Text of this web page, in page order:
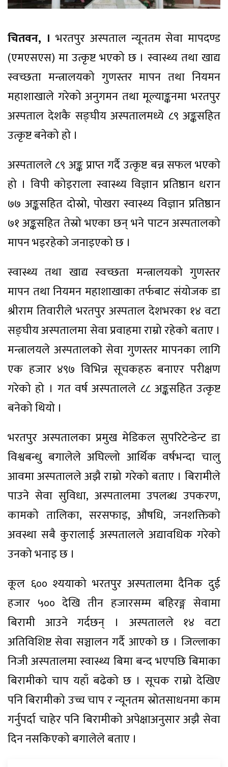
चितवन, । भरतपुर अस्पताल न्यूनतम सेवा मापदण्ड
(एमएसएस) मा उत्कृष्ट भएको छ । स्वास्थ्य तथा खाद्य
स्वच्छता मन्त्रालयको गुणस्तर मापन तथा नियमन
महाशाखाले गरेको अनुगमन तथा मूल्याङ्कनमा भरतपुर
अस्पताल देशकै सङ्घीय अस्पतालमध्ये ८९ अङ्कसहित
उत्कृष्ट बनेको हो ।
अस्पतालले ८९ अङ्क प्राप्त गर्दै उत्कृष्ट बन्न सफल भएको
हो । विपी कोइराला स्वास्थ्य विज्ञान प्रतिष्ठान धरान
७७ अङ्कसहित दोस्रो, पोखरा स्वास्थ्य विज्ञान प्रतिष्ठान
७१ अङ्कसहित तेस्रो भएका छन् भने पाटन अस्पतालको
मापन भइरहेको जनाइएको छ ।
स्वास्थ्य तथा खाद्य स्वच्छता मन्त्रालयको गुणस्तर
मापन तथा नियमन महाशाखाका तर्फबाट संयोजक डा
श्रीराम तिवारीले भरतपुर अस्पताल देशभरका १४ वटा
सङ्घीय अस्पतालमा सेवा प्रवाहमा राम्रो रहेको बताए ।
मन्त्रालयले अस्पतालको सेवा गुणस्तर मापनका लागि
एक हजार ४९७ विभिन्न सूचकहरु बनाएर परीक्षण
गरेको हो । गत वर्ष अस्पतालले ८८ अङ्कसहित उत्कृष्ट
बनेको थियो ।
भरतपुर अस्पतालका प्रमुख मेडिकल सुपरिटेन्डेन्ट डा
विश्वबन्धु बगालेले अघिल्लो आर्थिक वर्षभन्दा चालु
आवमा अस्पतालले अझै राम्रो गरेको बताए । बिरामीले
पाउने सेवा सुविधा, अस्पतालमा उपलब्ध उपकरण,
कामको तालिका, सरसफाइ, औषधि, जनशक्तिको
अवस्था सबै कुरालाई अस्पतालले अद्यावधिक गरेको
उनको भनाइ छ ।
कूल ६०० श्ययाको भरतपुर अस्पतालमा दैनिक दुई
हजार ५०० देखि तीन हजारसम्म बहिरङ्ग सेवामा
बिरामी आउने गर्दछन् । अस्पतालले १४ वटा
अतिविशिष्ट सेवा सञ्चालन गर्दै आएको छ । जिल्लाका
निजी अस्पतालमा स्वास्थ्य बिमा बन्द भएपछि बिमाका
बिरामीको चाप यहाँ बढेको छ । सूचक राम्रो देखिए
पनि बिरामीको उच्च चाप र न्यूनतम स्रोतसाधनमा काम
गर्नुपर्दा चाहेर पनि बिरामीको अपेक्षाअनुसार अझै सेवा
दिन नसकिएको बगालेले बताए ।